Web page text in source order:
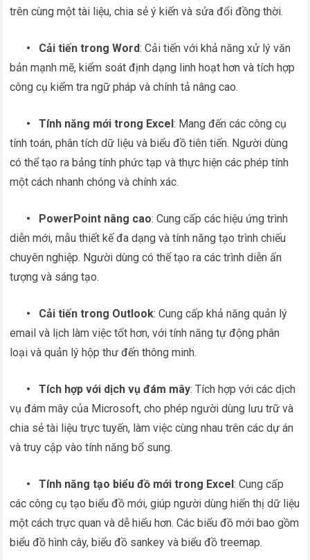
trên cùng một tài liệu, chia sẻ ý kiến và sửa đổi đồng thời.
• Cải tiến trong Word: Cải tiến với khả năng xử lý văn
bản mạnh mẽ, kiểm soát định dạng linh hoạt hơn và tích hợp
công cụ kiểm tra ngữ pháp và chính tả nâng cao.
•Tính năng mới trong Excel: Mang đến các công cụ
tính toán, phân tích dữ liệu và biểu đồ tiên tiến. Người dùng
có thể tạo ra bảng tính phức tạp và thực hiện các phép tính
một cách nhanh chóng và chính xác.
• PowerPoint nâng cao: Cung cấp các hiệu ứng trình
diễn mới, mẫu thiết kế đa dạng và tính năng tạo trình chiếu
chuyên nghiệp. Người dùng có thể tạo ra các trình diễn ấn
tượng và sáng tạo.
• Cải tiến trong Outlook: Cung cấp khả năng quản lý
email và lịch làm việc tốt hơn, với tính năng tự động phân
loại và quản lý hộp thư đến thông minh.
• Tích hợp với dịch vụ đám mây: Tích hợp với các dịch
vụ đám mây của Microsoft, cho phép người dùng lưu trữ và
chia sẻ tài liệu trực tuyến, làm việc cùng nhau trên các dự án
và truy cập vào tính năng bổ sung.
•Tính năng tạo biểu đồ mới trong Excel: Cung cấp
các công cụ tạo biểu đồ mới, giúp người dùng hiển thị dữ liệu
một cách trực quan và dễ hiểu hơn. Các biểu đồ mới bao gồm
biểu đồ hình cây, biểu đồ sankey và biểu đồ treemap.